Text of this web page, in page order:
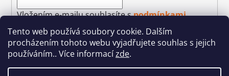
Tento web používá soubory cookie. Dalším
procházením tohoto webu vyjadřujete souhlas s jejich
používáním.. Více informacízde.
Vložením e-mailu souhlasíte spodmínkami
ochrany osobních údajů
PŘIHLÁSIT SE